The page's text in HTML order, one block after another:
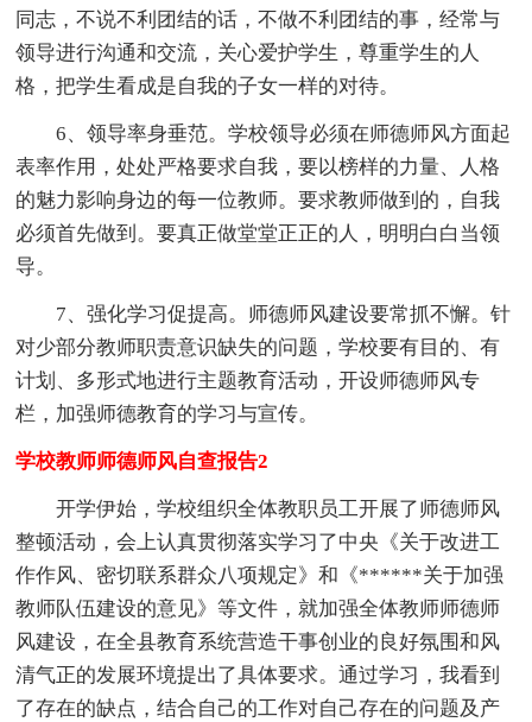
同志，不说不利团结的话，不做不利团结的事，经常与
领导进行沟通和交流，关心爱护学生，尊重学生的人
格，把学生看成是自我的子女一样的对待。
6、领导率身垂范。学校领导必须在师德师风方面起
表率作用，处处严格要求自我，要以榜样的力量、人格
的魅力影响身边的每一位教师。要求教师做到的，自我
必须首先做到。要真正做堂堂正正的人，明明白白当领
导。
7、强化学习促提高。师德师风建设要常抓不懈。针
对少部分教师职责意识缺失的问题，学校要有目的、有
计划、多形式地进行主题教育活动，开设师德师风专
栏，加强师德教育的学习与宣传。
学校教师师德师风自查报告2
开学伊始，学校组织全体教职员工开展了师德师风
整顿活动，会上认真贯彻落实学习了中央《关于改进工
作作风、密切联系群众八项规定》和《******关于加强
教师队伍建设的意见》等文件，就加强全体教师师德师
风建设，在全县教育系统营造干事创业的良好氛围和风
清气正的发展环境提出了具体要求。通过学习，我看到
了存在的缺点，结合自己的工作对自己存在的问题及产